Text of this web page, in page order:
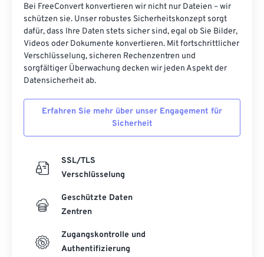
Bei FreeConvert konvertieren wir nicht nur Dateien – wir
schützen sie. Unser robustes Sicherheitskonzept sorgt
dafür, dass Ihre Daten stets sicher sind, egal ob Sie Bilder,
Videos oder Dokumente konvertieren. Mit fortschrittlicher
Verschlüsselung, sicheren Rechenzentren und
sorgfältiger Überwachung decken wir jeden Aspekt der
Datensicherheit ab.
Erfahren Sie mehr über unser Engagement für
Sicherheit
SSL/TLS
Verschlüsselung
Geschützte Daten
Zentren
Zugangskontrolle und
Authentifizierung